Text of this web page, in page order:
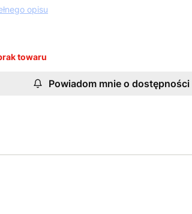
opisu
towaru
Powiadom mnie o dostępności